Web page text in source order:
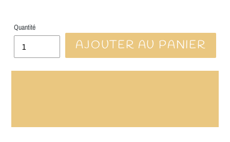
Quantité
AJOUTER AU PANIER